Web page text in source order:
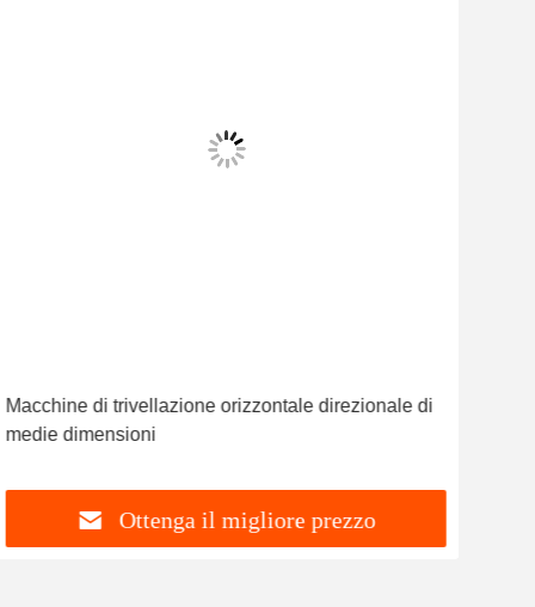
Macchine di trivellazione orizzontale direzionale di
medie dimensioni
Ottenga il migliore prezzo